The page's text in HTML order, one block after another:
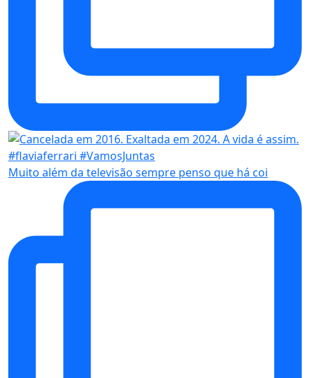
Muito além da televisão sempre penso que há coi